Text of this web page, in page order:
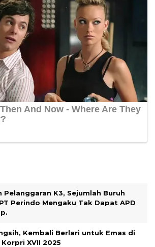
Pelanggaran K3, Sejumlah Buruh
Perindo Mengaku Tak Dapat APD
Kembali Berlari untuk Emas di
XVII 2025